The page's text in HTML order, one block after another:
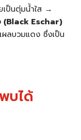
ป็นตุ่มน้ำใส →
(Black Eschar)
ลบวมแดง ซึ่งเป็น
บได้